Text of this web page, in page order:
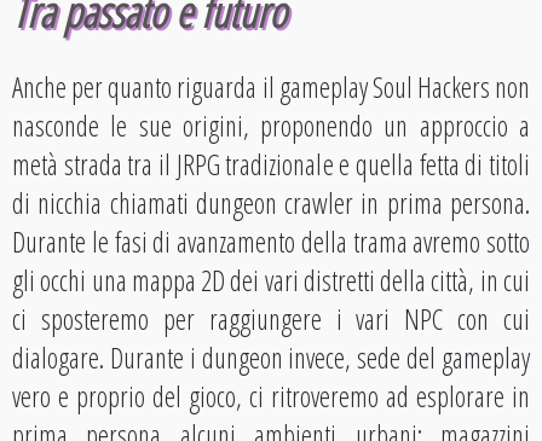
Anche per quanto riguarda il gameplay Soul Hackers non
nasconde le sue origini, proponendo un approccio a
metà strada tra il JRPG tradizionale e quella fetta di titoli
di nicchia chiamati dungeon crawler in prima persona.
Durante le fasi di avanzamento della trama avremo sotto
gli occhi una mappa 2D dei vari distretti della città, in cui
ci sposteremo per raggiungere i vari NPC con cui
dialogare. Durante i dungeon invece, sede del gameplay
vero e proprio del gioco, ci ritroveremo ad esplorare in